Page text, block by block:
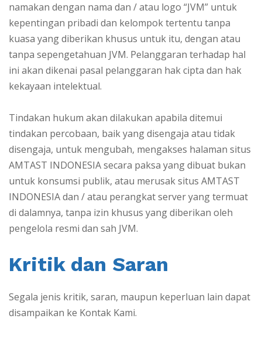
namakan dengan nama dan / atau logo “JVM” untuk
kepentingan pribadi dan kelompok tertentu tanpa
kuasa yang diberikan khusus untuk itu, dengan atau
tanpa sepengetahuan JVM. Pelanggaran terhadap hal
ini akan dikenai pasal pelanggaran hak cipta dan hak
kekayaan intelektual.
Tindakan hukum akan dilakukan apabila ditemui
tindakan percobaan, baik yang disengaja atau tidak
disengaja, untuk mengubah, mengakses halaman situs
AMTAST INDONESIA secara paksa yang dibuat bukan
untuk konsumsi publik, atau merusak situs AMTAST
INDONESIA dan / atau perangkat server yang termuat
di dalamnya, tanpa izin khusus yang diberikan oleh
pengelola resmi dan sah JVM.
Kritik dan Saran
Segala jenis kritik, saran, maupun keperluan lain dapat
disampaikan ke Kontak Kami.